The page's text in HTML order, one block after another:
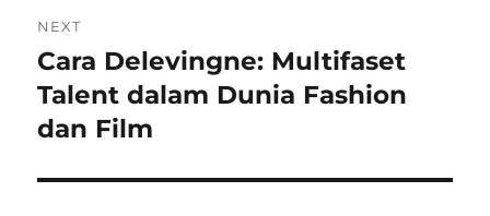
NEXT
Next
post:
Cara Delevingne: Multifaset
Talent dalam Dunia Fashion
dan Film